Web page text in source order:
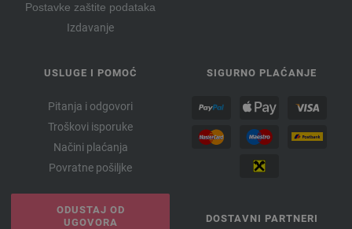
Postavke zaštite podataka
Izdavanje
USLUGE I POMOĆ
Pitanja i odgovori
Troškovi isporuke
Načini plaćanja
Povratne pošiljke
ODUSTAJ OD
UGOVORA
SIGURNO PLAĆANJE
DOSTAVNI PARTNERI